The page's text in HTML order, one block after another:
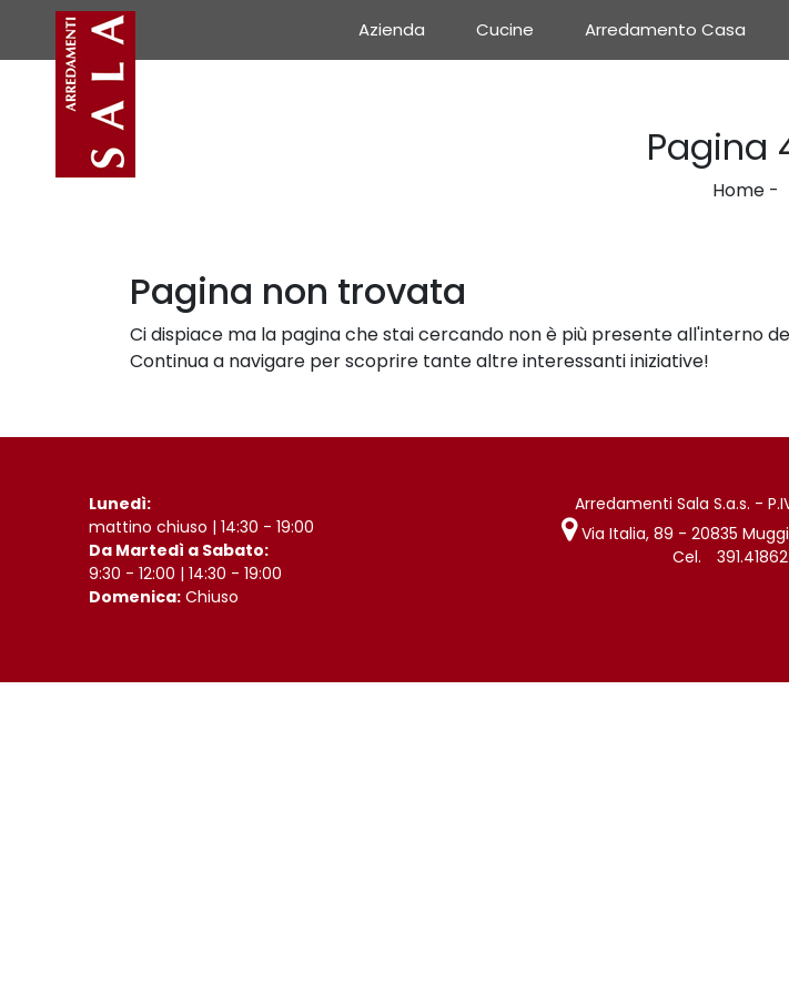
Azienda Cucine Arredamento Casa
Pagina
Home -
Pagina non trovata
Ci dispiace ma la pagina che stai cercando non è più presente all'interno
Continua a navigare per scoprire tante altre interessanti iniziative!
Lunedì:
mattino chiuso | 14:30 - 19:00
Da Martedì a Sabato:
9:30 - 12:00 | 14:30 - 19:00
Domenica: Chiuso
Arredamenti Sala S.a.s. -
Via Italia, 89 - 20835
Cel.